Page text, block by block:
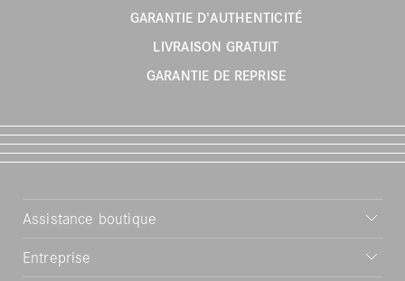
GARANTIE D'AUTHENTICITÉ
LIVRAISON GRATUIT
GARANTIE DE REPRISE
Assistance boutique
Entreprise